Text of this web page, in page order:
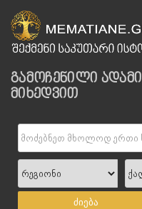
გამოჩენილი
მიხედვით
ძიება